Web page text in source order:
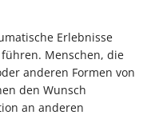
Erlebnisse
Menschen, die
anderen Formen von
den Wunsch
an anderen